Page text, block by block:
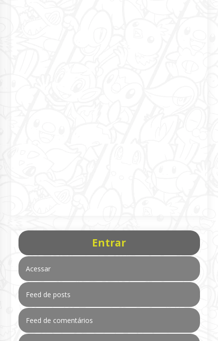
Entrar
Acessar
Feed de posts
Feed de comentários